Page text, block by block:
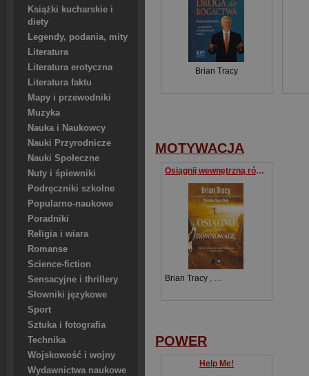
Książki kucharskie i
diety
Legendy, podania, mity
Literatura
Literatura erotyczna
Literatura faktu
Mapy i przewodniki
Muzyka
Nauka i Naukowcy
Nauki Przyrodnicze
Nauki Społeczne
Nuty i śpiewniki
Podręczniki szkolne
Popularno-naukowe
Poradniki
Religia i wiara
Romanse
Science-fiction
Sensacyjne i thrillery
Słowniki językowe
Sport
Sztuka i fotografia
Technika
Wojskowość i wojny
Wydawnictwa naukowe
Brian Tracy
MOTYWACJA
Osiągnij wewnętrzną równowagę
Brian Tracy , Christina Stein
POWER
Help Me!